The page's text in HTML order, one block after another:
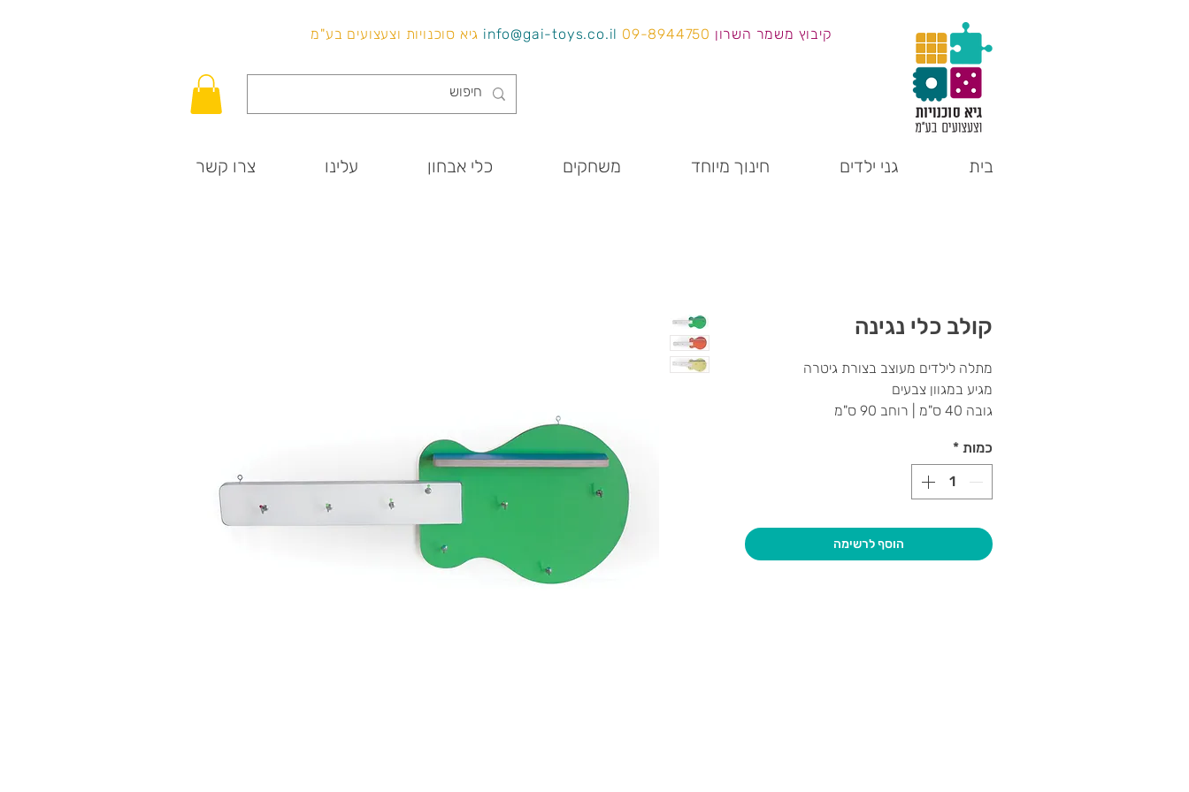
קיבוץ משמר השרון 09-8944750
info@gai-toys.co.il גיא סוכנויות וצעצועים בע"מ
בית גני ילדים חינוך מיוחד משחקים כלי אבחון עלינו צרו קשר
קולב כלי נגינה
מתלה לילדים מעוצב בצורת גיטרה
מגיע במגוון צבעים
גובה 40 ס"מ | רוחב 90 ס"מ
כמות *
הוסף לרשימה